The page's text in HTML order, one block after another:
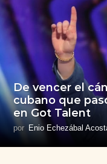
De vencer el
cubano que
en Got Talent
por Enio Echezábal